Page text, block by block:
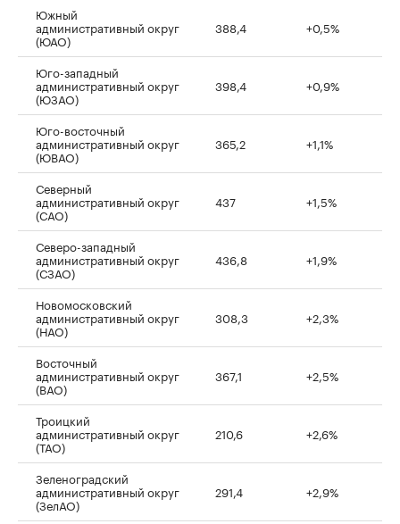
Южный
административный округ
(ЮАО)
388,4 +0,5%
Юго-западный
административный округ
(ЮЗАО)
398,4 +0,9%
Юго-восточный
административный округ
(ЮВАО)
365,2 +1,1%
Северный
административный округ
(САО)
437 +1,5%
Северо-западный
административный округ
(СЗАО)
436,8 +1,9%
Новомосковский
административный округ
(НАО)
308,3 +2,3%
Восточный
административный округ
(ВАО)
367,1 +2,5%
Троицкий
административный округ
(ТАО)
210,6 +2,6%
Зеленоградский
административный округ
(ЗелАО)
291,4 +2,9%